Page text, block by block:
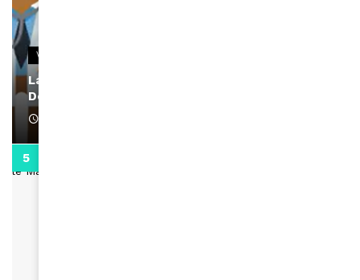
VIDEOS
La rubrique santé speciale coronavirus du
Docteur Makanda